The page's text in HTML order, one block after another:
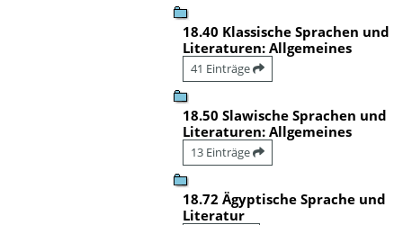
18.40 Klassische Sprachen und
Literaturen: Allgemeines
41 Einträge
18.50 Slawische Sprachen und
Literaturen: Allgemeines
13 Einträge
18.72 Ägyptische Sprache und
Literatur